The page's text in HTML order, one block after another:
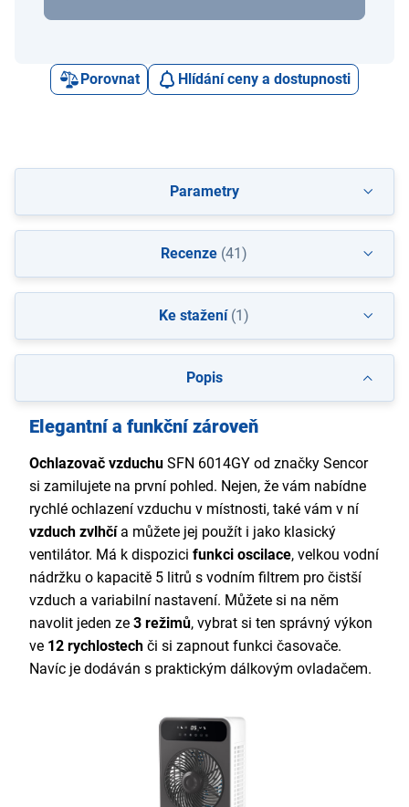
Porovnat Hlídání ceny a dostupnosti
Popis
Elegantní a funkční zároveň
Ochlazovač vzduchu SFN 6014GY od značky Sencor
si zamilujete na první pohled. Nejen, že vám nabídne
rychlé ochlazení vzduchu v místnosti, také vám v ní
vzduch zvlhčía můžete jej použít i jako klasický
ventilátor. Má k dispozici funkci oscilace, velkou vodní
nádržku o kapacitě 5 litrů s vodním filtrem pro čistší
vzduch a variabilní nastavení. Můžete si na něm
navolit jeden ze 3 režimů, vybrat si ten správný výkon
ve 12 rychlostech či si zapnout funkci časovače.
Navíc je dodáván s praktickým dálkovým ovladačem.
Parametry
Recenze (41)
Ke stažení(1)